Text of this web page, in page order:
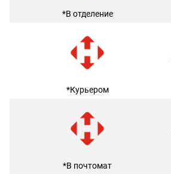
*В отделение
*Курьером
*В почтомат